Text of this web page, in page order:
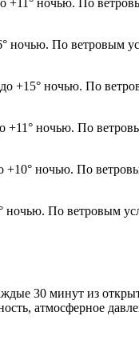
+11° ночью. По
ночью. По ветровым
+15° ночью. По
+11° ночью. По
ночью. По
ночью. По ветровым
30 минут из
атмосферное